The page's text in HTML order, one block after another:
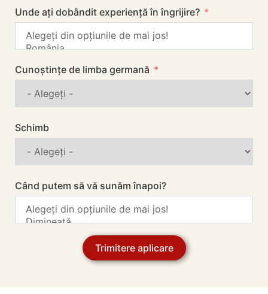
Unde ați dobândit experiență în îngrijire?
Cunoștințe de limba germană
Schimb
Când putem să vă sunăm înapoi?
Trimitere aplicare